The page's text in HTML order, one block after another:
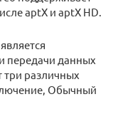
aptX и aptX HD.
передачи данных
три различных
Обычный